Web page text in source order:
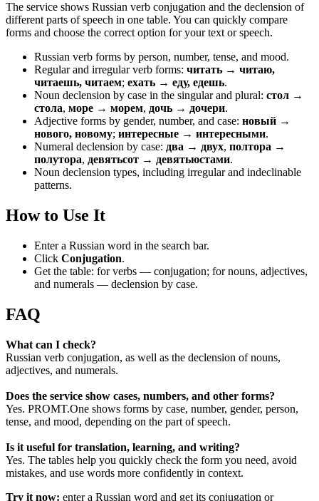
The service shows Russian verb conjugation and the declension of
different parts of speech in one table. You can quickly compare
forms and choose the correct option for your text or speech.
Russian verb forms by person, number, tense, and mood.
Regular and irregular verb forms: читать → читаю,
читаешь, читаем; ехать → еду, едешь.
Noun declension by case in the singular and plural: стол →
стола, море → морем, дочь → дочери.
Adjective forms by gender, number, and case: новый →
нового, новому; интересные → интересными.
Numeral declension by case: два → двух, полтора →
полутора, девятьсот → девятьюстами.
Noun declension types, including irregular and indeclinable
patterns.
How to Use It
Enter a Russian word in the search bar.
Click Conjugation.
Get the table: for verbs — conjugation; for nouns, adjectives,
and numerals — declension by case.
FAQ
What can I check?
Russian verb conjugation, as well as the declension of nouns,
adjectives, and numerals.
Does the service show cases, numbers, and other forms?
Yes. PROMT.One shows forms by case, number, gender, person,
tense, and mood, depending on the part of speech.
Is it useful for translation, learning, and writing?
Yes. The tables help you quickly check the form you need, avoid
mistakes, and use words more confidently in context.
Try it now: enter a Russian word and get its conjugation or